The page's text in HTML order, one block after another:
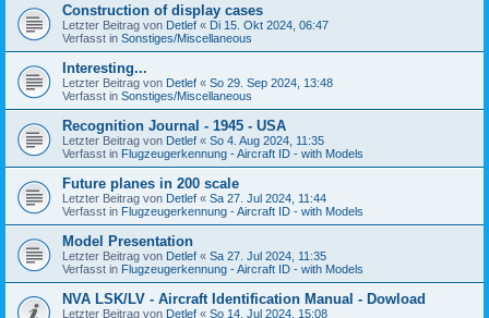
Construction of display cases
Letzter Beitrag von Detlef « Di 15. Okt 2024, 06:47
Verfasst in Sonstiges/Miscellaneous
Interesting...
Letzter Beitrag von Detlef « So 29. Sep 2024, 13:48
Verfasst in Sonstiges/Miscellaneous
Recognition Journal - 1945 - USA
Letzter Beitrag von Detlef « So 4. Aug 2024, 11:35
Verfasst in Flugzeugerkennung - Aircraft ID - with Models
Future planes in 200 scale
Letzter Beitrag von Detlef « Sa 27. Jul 2024, 11:44
Verfasst in Flugzeugerkennung - Aircraft ID - with Models
Model Presentation
Letzter Beitrag von Detlef « Sa 27. Jul 2024, 11:35
Verfasst in Flugzeugerkennung - Aircraft ID - with Models
NVA LSK/LV - Aircraft Identification Manual - Dowload
Letzter Beitrag von Detlef « So 14. Jul 2024, 15:08